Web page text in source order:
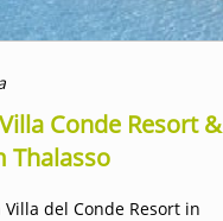
Conde Resort &
Thalasso
Villa del Conde Resort in